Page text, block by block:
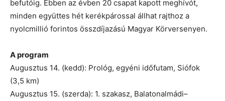
befutóig. Ebben az évben 20 csapat kapott meghívót,
minden együttes hét kerékpárossal állhat rajthoz a
nyolcmillió forintos összdíjazású Magyar Körversenyen.
A program
Augusztus 14. (kedd): Prológ, egyéni időfutam, Siófok
(3,5 km)
Augusztus 15. (szerda): 1. szakasz, Balatonalmádi–